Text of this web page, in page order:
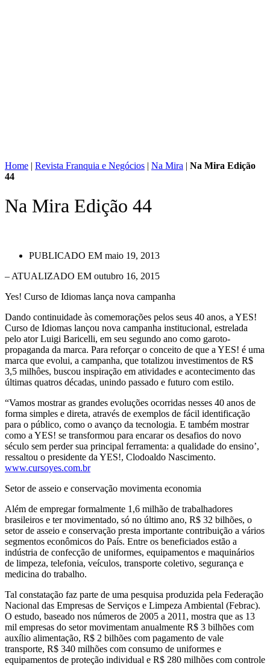
Home | Revista Franquia e Negócios | Na Mira | Na Mira Edição
44
Na Mira Edição 44
PUBLICADO EM maio 19, 2013
– ATUALIZADO EM outubro 16, 2015
Yes! Curso de Idiomas lança nova campanha
Dando continuidade às comemorações pelos seus 40 anos, a YES!
Curso de Idiomas lançou nova campanha institucional, estrelada
pelo ator Luigi Baricelli, em seu segundo ano como garoto-
propaganda da marca. Para reforçar o conceito de que a YES! é uma
marca que evolui, a campanha, que totalizou investimentos de R$
3,5 milhôes, buscou inspiração em atividades e acontecimento das
últimas quatros décadas, unindo passado e futuro com estilo.
“Vamos mostrar as grandes evoluções ocorridas nesses 40 anos de
forma simples e direta, através de exemplos de fácil identificação
para o público, como o avanço da tecnologia. E também mostrar
como a YES! se transformou para encarar os desafios do novo
século sem perder sua principal ferramenta: a qualidade do ensino’,
ressaltou o presidente da YES!, Clodoaldo Nascimento.
www.cursoyes.com.br
Setor de asseio e conservação movimenta economia
Além de empregar formalmente 1,6 milhão de trabalhadores
brasileiros e ter movimentado, só no último ano, R$ 32 bilhões, o
setor de asseio e conservação presta importante contribuição a vários
segmentos econômicos do País. Entre os beneficiados estão a
indústria de confecção de uniformes, equipamentos e maquinários
de limpeza, telefonia, veículos, transporte coletivo, segurança e
medicina do trabalho.
Tal constatação faz parte de uma pesquisa produzida pela Federação
Nacional das Empresas de Serviços e Limpeza Ambiental (Febrac).
O estudo, baseado nos números de 2005 a 2011, mostra que as 13
mil empresas do setor movimentam anualmente R$ 3 bilhões com
auxílio alimentação, R$ 2 bilhões com pagamento de vale
transporte, R$ 340 milhões com consumo de uniformes e
equipamentos de proteção individual e R$ 280 milhões com controle